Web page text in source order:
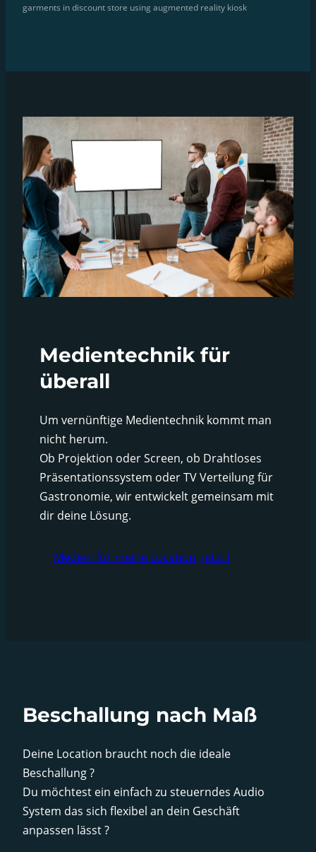
garments in discount store using augmented reality kiosk
Medientechnik für
überall
Um vernünftige Medientechnik kommt man
nicht herum.
Ob Projektion oder Screen, ob Drahtloses
Präsentationssystem oder TV Verteilung für
Gastronomie, wir entwickelt gemeinsam mit
dir deine Lösung.
Medien für meine Location, jetzt !
Beschallung nach Maß
Deine Location braucht noch die ideale
Beschallung ?
Du möchtest ein einfach zu steuerndes Audio
System das sich flexibel an dein Geschäft
anpassen lässt ?